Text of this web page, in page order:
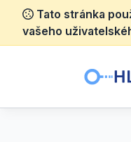
Tato stránka
vašeho